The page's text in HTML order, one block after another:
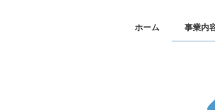
ホーム 事業内